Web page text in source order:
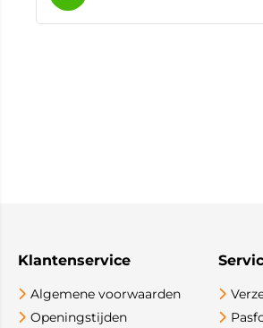
Klantenservice
Algemene voorwaarden
Openingstijden